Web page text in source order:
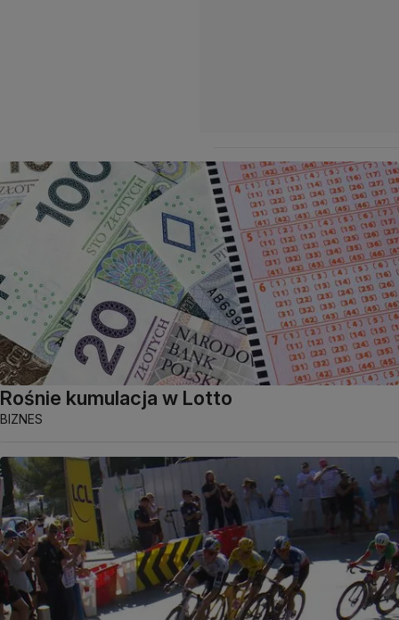
Rośnie kumulacja w Lotto
BIZNES